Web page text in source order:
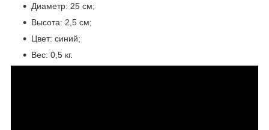
Диаметр: 25 см;
Высота: 2,5 см;
Цвет: синий;
Вес: 0,5 кг.